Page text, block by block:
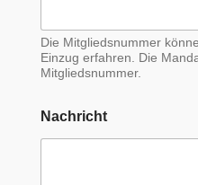
Die Mitgliedsnummer
Einzug erfahren. Die
Mitgliedsnummer.
Nachricht